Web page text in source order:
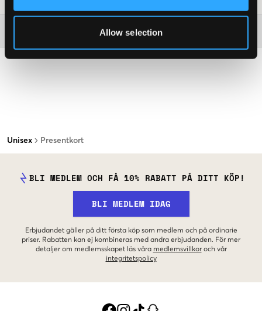
Allow selection
Unisex Presentkort
Mer information om tvättråd
BLI MEDLEM OCH FÅ 10% RABATT PÅ DITT KÖP!
BLI MEDLEM IDAG
Erbjudandet gäller på ditt första köp som medlem och på ordinarie
priser. Rabatten kan ej kombineras med andra erbjudanden. För mer
detaljer om medlemsskapet läs våra medlemsvillkor och vår
integritetspolicy